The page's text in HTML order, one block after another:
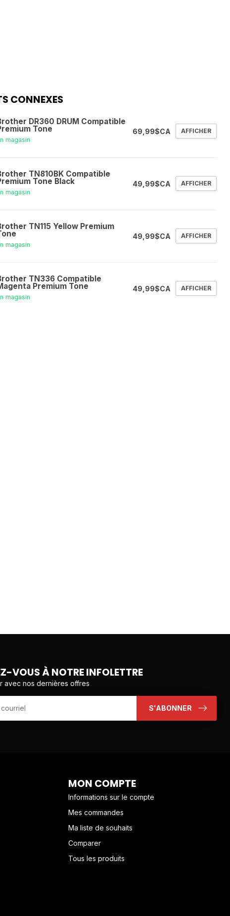
CONNEXES
DR360 DRUM Compatible
Tone
magasin
69,99$CA AFFICHER
TN810BK Compatible
Tone Black
magasin
49,99$CA AFFICHER
TN115 Yellow Premium
magasin
49,99$CA AFFICHER
TN336 Compatible
Premium Tone
magasin
49,99$CA AFFICHER
VOUS À NOTRE INFOLETTRE
avec nos dernières offres
S'ABONNER
MON COMPTE
Informations sur le compte
Mes commandes
Ma liste de souhaits
Comparer
Tous les produits